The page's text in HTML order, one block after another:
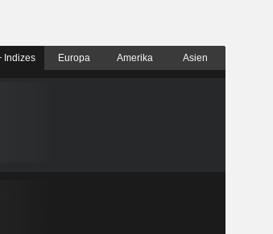
Indizes Europa Amerika Asien